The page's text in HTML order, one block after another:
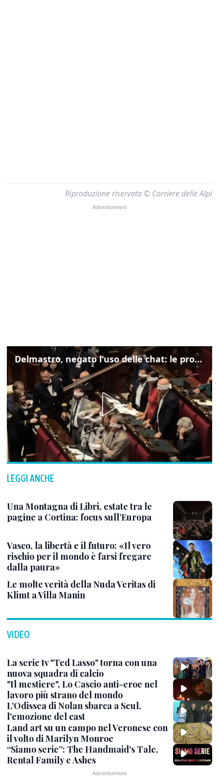
Riproduzione riservata © Corriere delle Alpi
Delmastro, negato l'uso delle chat: le proteste di Avs e M5s
LEGGI ANCHE
Una Montagna di Libri, estate tra le
pagine a Cortina: focus sull’Europa
Vasco, la libertà e il futuro: «Il vero
rischio per il mondo è farsi fregare
dalla paura»
Le molte verità della Nuda Veritas di
Klimt a Villa Manin
VIDEO
La serie tv "Ted Lasso" torna con una
nuova squadra di calcio
"Il mestiere", Lo Cascio anti-eroe nel
lavoro più strano del mondo
L'Odissea di Nolan sbarca a Seul,
l'emozione del cast
Land art su un campo nel Veronese con
il volto di Marilyn Monroe
“Siamo serie”: The Handmaid's Tale,
Rental Family e Ashes